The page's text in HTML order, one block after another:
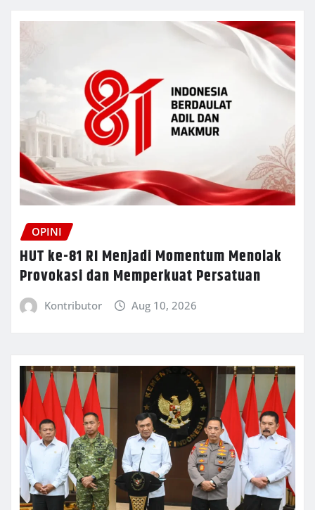
OPINI
HUT ke-81 RI Menjadi Momentum Menolak
Provokasi dan Memperkuat Persatuan
Kontributor Aug 10, 2026